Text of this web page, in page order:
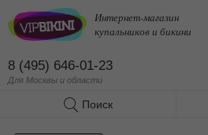
Интернет-магазин
купальников и бикини
8 (495) 646-01-23
Для Москвы и области
Поиск